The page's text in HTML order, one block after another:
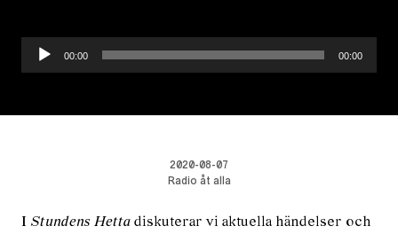
Ljudspelare
00:00 00:00
2020-08-07
Radio åt alla
I Stundens Hetta diskuterar vi aktuella händelser och